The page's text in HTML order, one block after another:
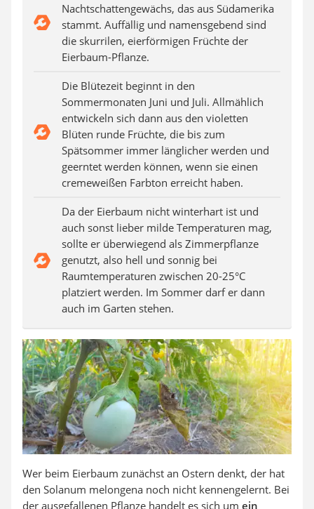
Nachtschattengewächs, das aus Südamerika
stammt. Auffällig und namensgebend sind
die skurrilen, eierförmigen Früchte der
Eierbaum-Pflanze.
Die Blütezeit beginnt in den
Sommermonaten Juni und Juli. Allmählich
entwickeln sich dann aus den violetten
Blüten runde Früchte, die bis zum
Spätsommer immer länglicher werden und
geerntet werden können, wenn sie einen
cremeweißen Farbton erreicht haben.
Da der Eierbaum nicht winterhart ist und
auch sonst lieber milde Temperaturen mag,
sollte er überwiegend als Zimmerpflanze
genutzt, also hell und sonnig bei
Raumtemperaturen zwischen 20-25°C
platziert werden. Im Sommer darf er dann
auch im Garten stehen.
Wer beim Eierbaum zunächst an Ostern denkt, der hat
den Solanum melongena noch nicht kennengelernt. Bei
der ausgefallenen Pflanze handelt es sich um ein